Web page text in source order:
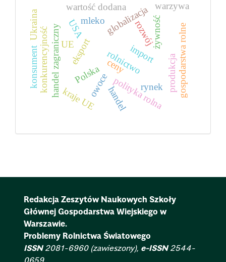
rolnictwo
eksport import produkcja
Polska
handel zagraniczny
konkurencyjność
globalizacja
ceny
polityka rolna
UE
handel rynek
żywność
konsument owoce gospodarstwa rolne
wartość dodana
mleko
kraje UE
rozwój
warzywa
USA
Ukraina
Redakcja Zeszytów Naukowych Szkoły
Głównej Gospodarstwa Wiejskiego w
Warszawie.
Problemy Rolnictwa Światowego
ISSN2081-6960 (zawieszony), e-ISSN2544-
0659